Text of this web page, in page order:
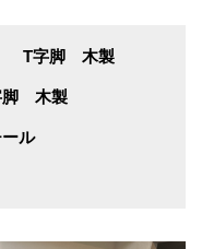
T字脚 木製
脚 木製
ル